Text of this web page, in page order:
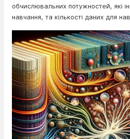
обчислювальних потужностей, які
навчання, та кількості даних для